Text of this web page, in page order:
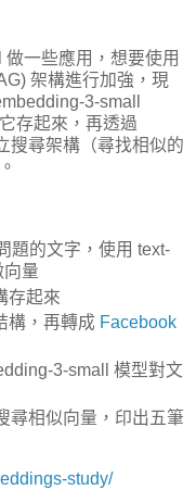
一些應用，想要使用
架構進行加強，現
3-small
存起來，再透過
搜尋架構（尋找相似的
題的文字，使用 text-
量
存起來
構，再轉成 Facebook
3-small 模型對文
尋相似向量，印出五筆
study/